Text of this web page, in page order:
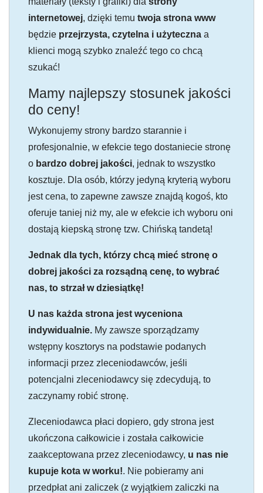
internetowej, dzięki temu twoja strona www
będzie przejrzysta, czytelna i użyteczna a
klienci mogą szybko znaleźć tego co chcą
szukać!
Mamy najlepszy stosunek jakości
do ceny!
Wykonujemy strony bardzo starannie i
profesjonalnie, w efekcie tego dostaniecie stronę
o bardzo dobrej jakości, jednak to wszystko
kosztuje. Dla osób, którzy jedyną kryterią wyboru
jest cena, to zapewne zawsze znajdą kogoś, kto
oferuje taniej niż my, ale w efekcie ich wyboru oni
dostają kiepską stronę tzw. Chińską tandetą!
Jednak dla tych, którzy chcą mieć stronę o
dobrej jakości za rozsądną cenę, to wybrać
nas, to strzał w dziesiątkę!
U nas każda strona jest wyceniona
indywidualnie. My zawsze sporządzamy
wstępny kosztorys na podstawie podanych
informacji przez zleceniodawców, jeśli
potencjalni zleceniodawcy się zdecydują, to
zaczynamy robić stronę.
Zleceniodawca płaci dopiero, gdy strona jest
ukończona całkowicie i została całkowicie
zaakceptowana przez zleceniodawcy, u nas nie
kupuje kota w worku!. Nie pobieramy ani
przedpłat ani zaliczek (z wyjątkiem zaliczki na